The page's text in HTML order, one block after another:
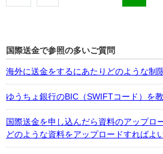
国際送金で参照の多いご質問
海外に送金をするにあたりどのような制
ゆうちょ銀行のBIC（SWIFTコード）を
国際送金を申し込んだら資料のアップロ
どのような資料をアップロードすればよ